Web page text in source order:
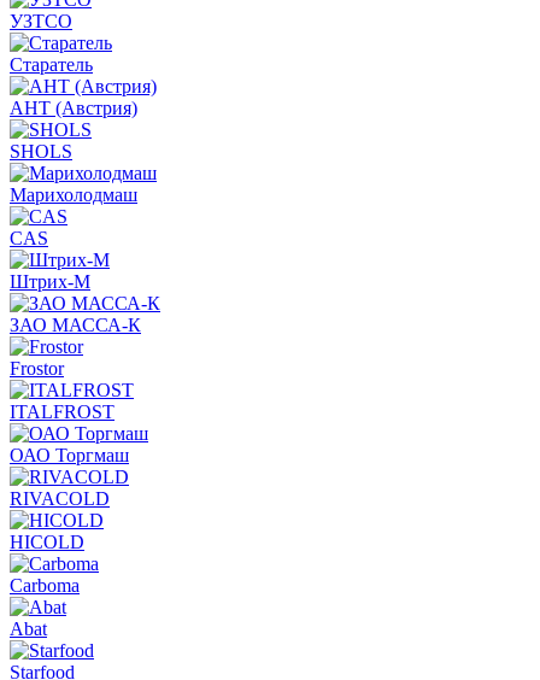
УЗТСО
Старатель
АНТ (Австрия)
SHOLS
Марихолодмаш
CAS
Штрих-М
ЗАО МАССА-К
Frostor
ITALFROST
ОАО Торгмаш
RIVACOLD
HICOLD
Carboma
Abat
Starfood